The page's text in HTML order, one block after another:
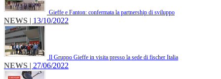
Gieffe e Fanton: confermata la partnership di sviluppo
NEWS | 13/10/2022
Il Gruppo Gieffe in visita presso la sede di fischer Italia
NEWS | 27/06/2022